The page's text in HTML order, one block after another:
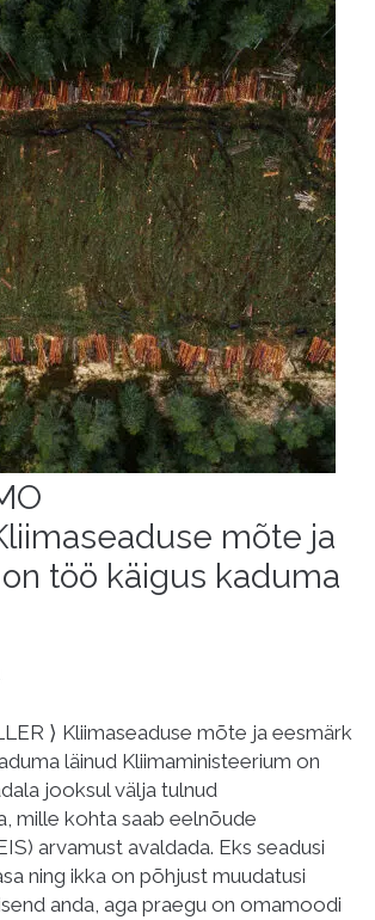
mõte ja
töö käigus kaduma
⟩ Kliimaseaduse mõte ja eesmärk
läinud Kliimaministeerium on
jooksul välja tulnud
mille kohta saab eelnõude
arvamust avaldada. Eks seadusi
ning ikka on põhjust muudatusi
anda, aga praegu on omamoodi